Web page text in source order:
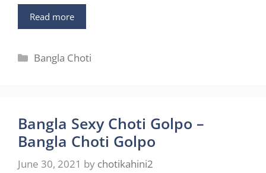
Read more
Categories
Bangla Choti
Bangla Sexy Choti Golpo –
Bangla Choti Golpo
June 30, 2021 by chotikahini2